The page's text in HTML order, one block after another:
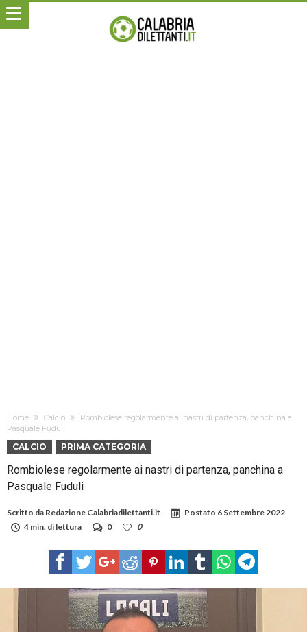
Home Calcio
Rombiolese regolarmente ai nastri di partenza, panchina a
Pasquale Fuduli
CALCIO PRIMA CATEGORIA
Rombiolese regolarmente ai nastri di partenza, panchina a
Pasquale Fuduli
Scritto da Redazione Calabriadilettanti.it Postato 6 Settembre 2022
4 min. di lettura
0 0